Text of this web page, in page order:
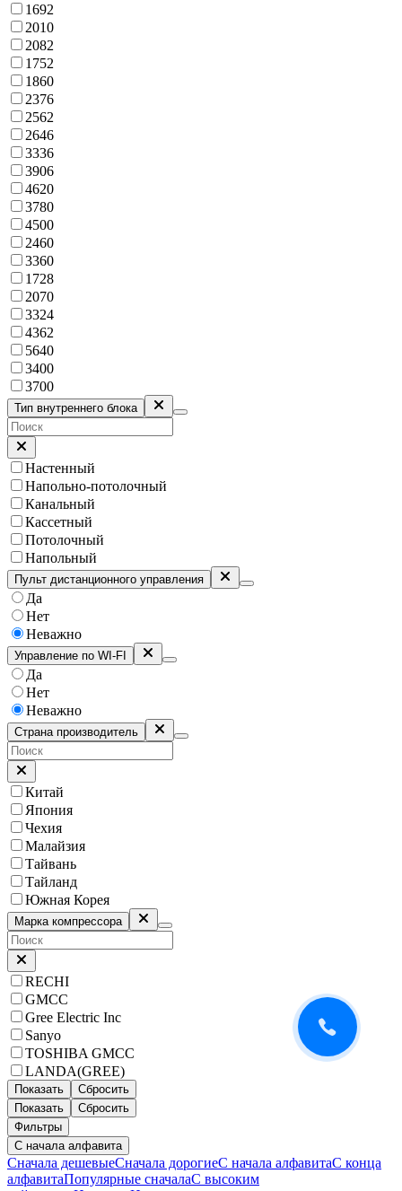
1692
2010
2082
1752
1860
2376
2562
2646
3336
3906
4620
3780
4500
2460
3360
1728
2070
3324
4362
5640
3400
3700
Тип внутреннего блока
Настенный
Напольно-потолочный
Канальный
Кассетный
Потолочный
Напольный
Пульт дистанционного управления
Да
Нет
Неважно
Управление по WI-FI
Да
Нет
Неважно
Страна производитель
Китай
Япония
Чехия
Малайзия
Тайвань
Тайланд
Южная Корея
Марка компрессора
RECHI
GMCC
Gree Electric Inc
Sanyo
TOSHIBA GMCC
LANDA(GREE)
Показать
Сбросить
Показать
Сбросить
Фильтры
С начала алфавита
Сначала дешевыеСначала дорогиеС начала алфавитаС конца
алфавитаПопулярные сначалаС высоким